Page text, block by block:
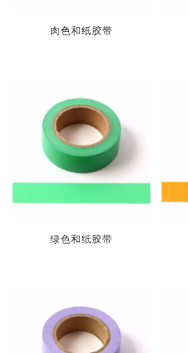
肉色和纸胶带
绿色和纸胶带